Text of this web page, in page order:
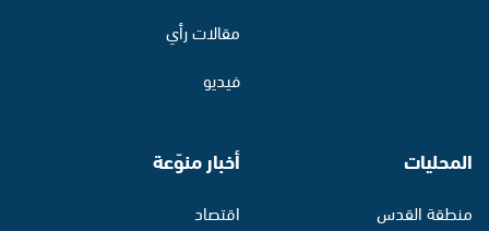
مقالات رأي
فيديو
المحليات
منطقة القدس
أخبار منوّعة
اقتصاد